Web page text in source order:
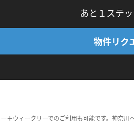
あと１ステ
物件リク
ウィークリーでのご利用も可能です。神奈